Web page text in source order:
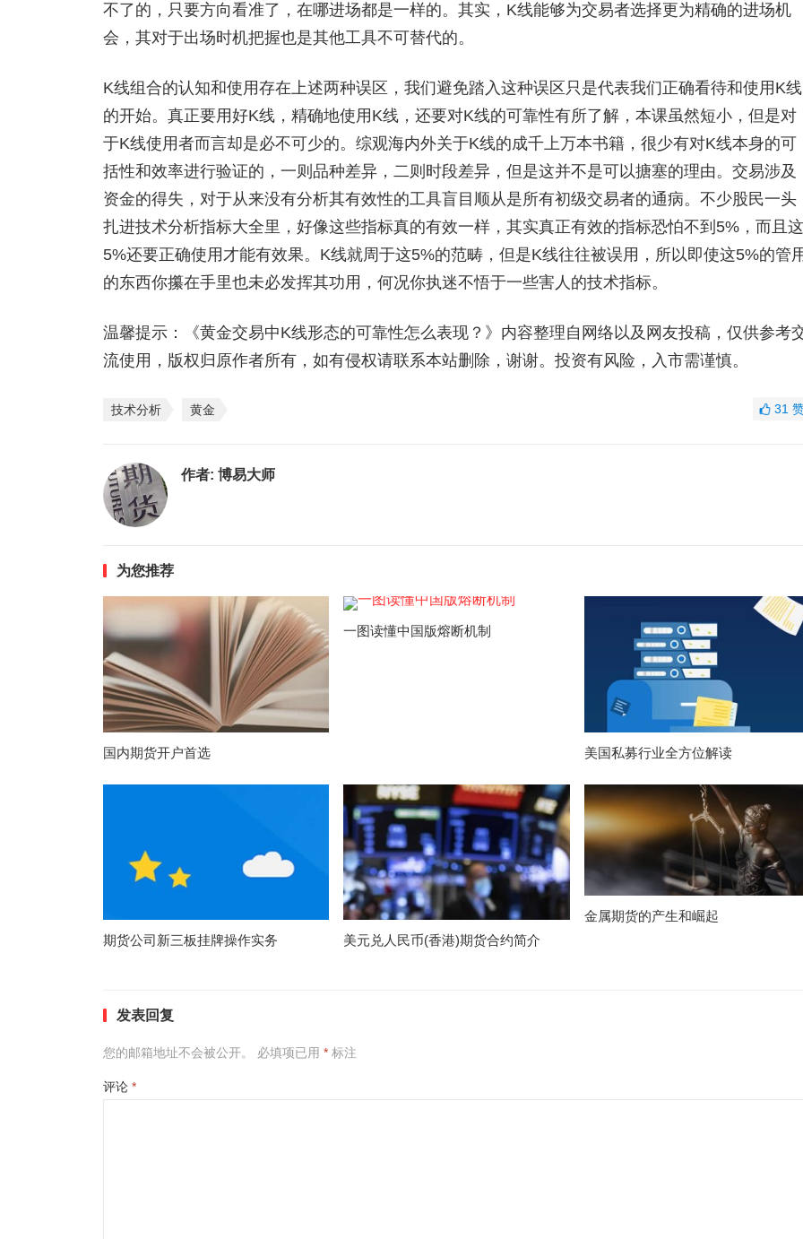
不了的，只要方向看准了，在哪进场都是一样的。其实，K线能够为交易者选择更为精确的进场机
会，其对于出场时机把握也是其他工具不可替代的。
K线组合的认知和使用存在上述两种误区，我们避免踏入这种误区只是代表我们正确看待和使用K线
的开始。真正要用好K线，精确地使用K线，还要对K线的可靠性有所了解，本课虽然短小，但是对
于K线使用者而言却是必不可少的。综观海内外关于K线的成千上万本书籍，很少有对K线本身的可
括性和效率进行验证的，一则品种差异，二则时段差异，但是这并不是可以搪塞的理由。交易涉及
资金的得失，对于从来没有分析其有效性的工具盲目顺从是所有初级交易者的通病。不少股民一头
扎进技术分析指标大全里，好像这些指标真的有效一样，其实真正有效的指标恐怕不到5%，而且这
5%还要正确使用才能有效果。K线就周于这5%的范畴，但是K线往往被误用，所以即使这5%的管
的东西你攥在手里也未必发挥其功用，何况你执迷不悟于一些害人的技术指标。
温馨提示：《黄金交易中K线形态的可靠性怎么表现？》内容整理自网络以及网友投稿，仅供参考
流使用，版权归原作者所有，如有侵权请联系本站删除，谢谢。投资有风险，入市需谨慎。
技术分析 黄金 31
作者: 博易大师
为您推荐
国内期货开户首选
一图读懂中国版熔断机制
美国私募行业全方位解读
期货公司新三板挂牌操作实务 美元兑人民币(香港)期货合约简介
金属期货的产生和崛起
发表回复
您的邮箱地址不会被公开。 必填项已用 *标注
评论 *